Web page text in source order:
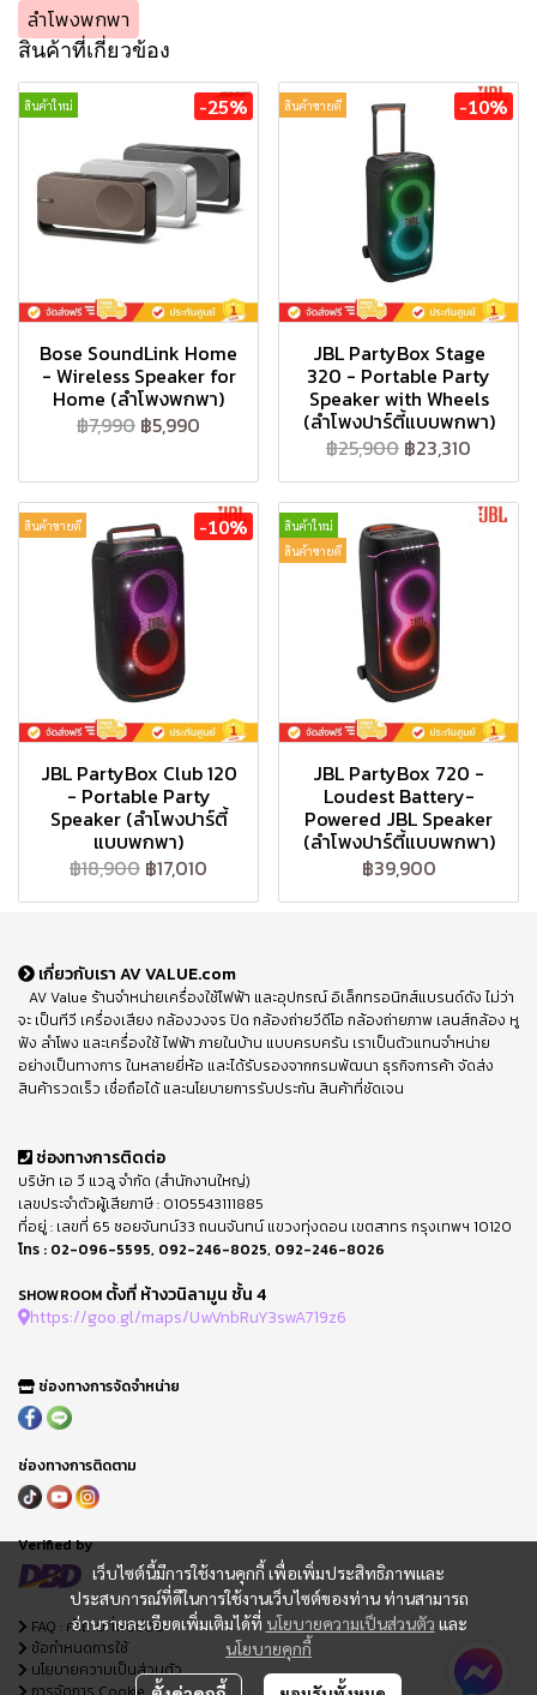
ลำโพงพกพา
สินค้าที่เกี่ยวข้อง
สินค้าใหม่ -25%
Bose SoundLink Home
- Wireless Speaker for
Home (ลำโพงพกพา)
฿7,990 ฿5,990
สินค้าขายดี -10%
JBL PartyBox Stage
320 - Portable Party
Speaker with Wheels
(ลำโพงปาร์ตี้แบบพกพา)
฿25,900 ฿23,310
สินค้าขายดี -10%
JBL PartyBox Club 120
- Portable Party
Speaker (ลำโพงปาร์ตี้
แบบพกพา)
฿18,900 ฿17,010
สินค้าใหม่
สินค้าขายดี
JBL PartyBox 720 -
Loudest Battery-
Powered JBL Speaker
(ลำโพงปาร์ตี้แบบพกพา)
฿39,900
เว็บไซต์นี้มีการใช้งานคุกกี้ เพื่อเพิ่มประสิทธิภาพและ
ประสบการณ์ที่ดีในการใช้งานเว็บไซต์ของท่าน ท่านสามารถ
อ่านรายละเอียดเพิ่มเติมได้ที่ นโยบายความเป็นส่วนตัว และ
นโยบายคุกกี้
เกี่ยวกับเรา AV VALUE.com
AV Value ร้านจำหน่ายเครื่องใช้ไฟฟ้า และอุปกรณ์ อิเล็กทรอนิกส์แบรนด์ดัง ไม่ว่า
จะ เป็นทีวี เครื่องเสียง กล้องวงจร ปิด กล้องถ่ายวีดีโอ กล้องถ่ายภาพ เลนส์กล้อง หู
ฟัง ลำโพง และเครื่องใช้ ไฟฟ้า ภายในบ้าน แบบครบครัน เราเป็นตัวแทนจำหน่าย
อย่างเป็นทางการ ในหลายยี่ห้อ และได้รับรองจากกรมพัฒนา ธุรกิจการค้า จัดส่ง
สินค้ารวดเร็ว เชื่อถือได้ และนโยบายการรับประกัน สินค้าที่ชัดเจน
ช่องทางการติดต่อ
บริษัท เอ วี แวลู จำกัด (สำนักงานใหญ่)
เลขประจำตัวผู้เสียภาษี : 0105543111885
ที่อยู่ : เลขที่ 65 ซอยจันทน์33 ถนนจันทน์ แขวงทุ่งดอน เขตสาทร กรุงเทพฯ 10120
โทร : 02-096-5595, 092-246-8025, 092-246-8026
SHOWROOM ตั้งที่ ห้างวนิลามูน ชั้น 4
https://goo.gl/maps/UwVnbRuY3swA719z6
ช่องทางการจัดจำหน่าย
ช่องทางการติดตาม
Verified by
FAQ : คำถามที่พบบ่อย
ข้อกำหนดการใช้
นโยบายความเป็นส่วนตัว